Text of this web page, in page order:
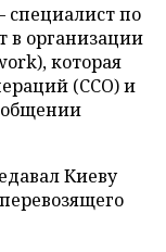
специалист по
в организации
которая
(ССО) и
Киеву